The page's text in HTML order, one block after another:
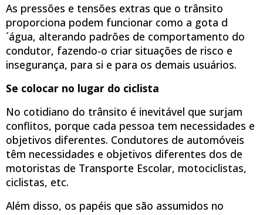
As pressões e tensões extras que o trânsito
proporciona podem funcionar como a gota d
´água, alterando padrões de comportamento do
condutor, fazendo-o criar situações de risco e
insegurança, para si e para os demais usuários.
Se colocar no lugar do ciclista
No cotidiano do trânsito é inevitável que surjam
conflitos, porque cada pessoa tem necessidades e
objetivos diferentes. Condutores de automóveis
têm necessidades e objetivos diferentes dos de
motoristas de Transporte Escolar, motociclistas,
ciclistas, etc.
Além disso, os papéis que são assumidos no